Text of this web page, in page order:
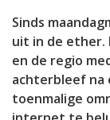
Sinds
uit in de ether.
en de regio
achterbleef na
toenmalige